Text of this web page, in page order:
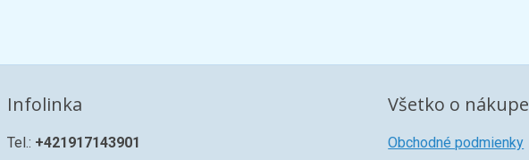
Infolinka
Tel.: +421917143901
Všetko o nákupe
Obchodné podmienky